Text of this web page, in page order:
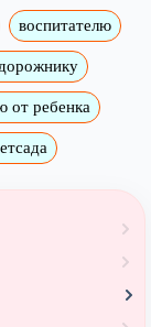
воспитателю
от ребенка